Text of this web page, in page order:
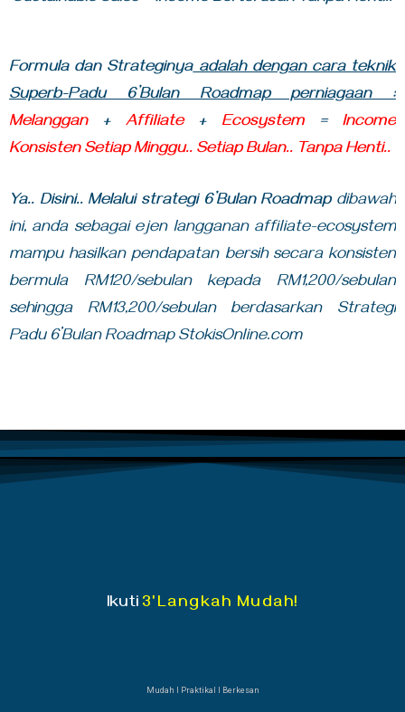
Formula dan Strateginyaadalah dengan cara teknik
Superb-Padu 6’Bulan Roadmap perniagaan :
Melanggan + Affiliate + Ecosystem =Income
Konsisten Setiap Minggu.. Setiap Bulan.. Tanpa Henti..
Ya.. Disini.. Melalui strategi 6’Bulan Roadmapdibawah
ini, anda sebagai ejen langganan affiliate-ecosystem
mampu hasilkan pendapatan bersih secara konsisten
bermula RM120/sebulan kepada RM1,200/sebulan
sehingga RM13,200/sebulan berdasarkan Strategi
Padu 6’Bulan Roadmap StokisOnline.com
Ikuti 3'Langkah Mudah!
Mudah Ι Praktikal Ι Berkesan